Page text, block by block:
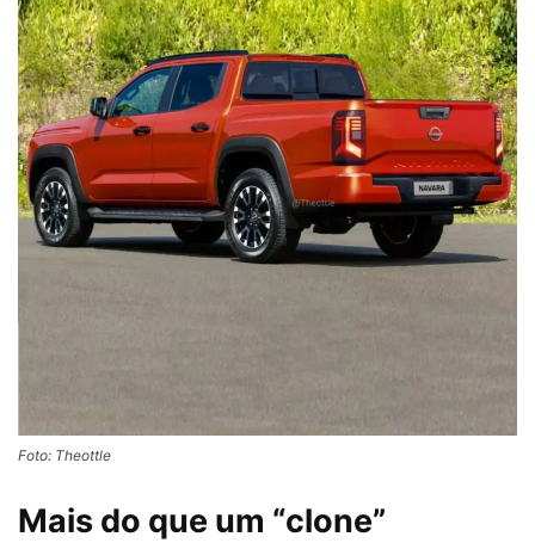
Foto: Theottle
Mais do que um “clone”